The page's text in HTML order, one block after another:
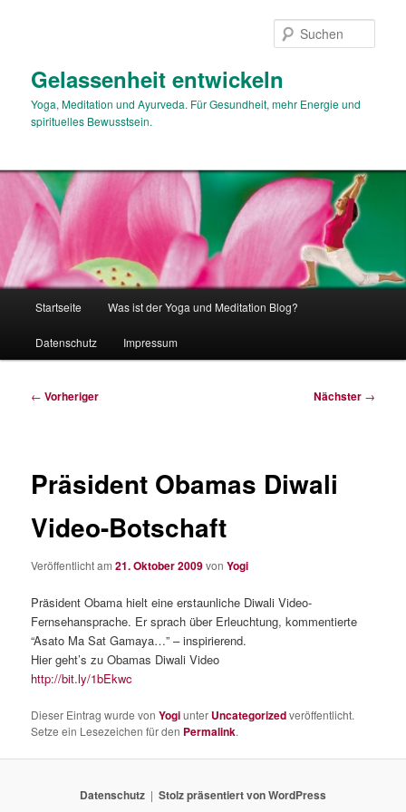
Gelassenheit entwickeln
Yoga, Meditation und Ayurveda. Für Gesundheit, mehr Energie und
spirituelles Bewusstsein.
Startseite Was ist der Yoga und Meditation Blog?
Datenschutz Impressum
Beitragsnavigation
← Vorheriger Nächster →
Präsident Obamas Diwali
Video-Botschaft
Veröffentlicht am21. Oktober 2009vonYogi
Präsident Obama hielt eine erstaunliche Diwali Video-
Fernsehansprache. Er sprach über Erleuchtung, kommentierte
“Asato Ma Sat Gamaya…” – inspirierend.
Hier geht’s zu Obamas Diwali Video
http://bit.ly/1bEkwc
Dieser Eintrag wurde vonYogiunter Uncategorizedveröffentlicht.
Setze ein Lesezeichen für den Permalink.
Datenschutz Stolz präsentiert von WordPress